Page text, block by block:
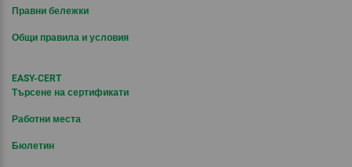
Правни бележки
Общи правила и условия
EASY-CERT
Търсене на сертификати
Работни места
Бюлетин